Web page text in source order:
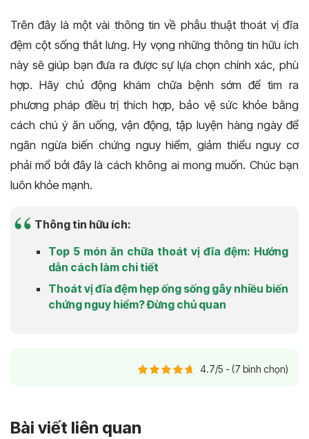
Trên đây là một vài thông tin về phẫu thuật thoát vị đĩa
đệm cột sống thắt lưng. Hy vọng những thông tin hữu ích
này sẽ giúp bạn đưa ra được sự lựa chọn chính xác, phù
hợp. Hãy chủ động khám chữa bệnh sớm để tìm ra
phương pháp điều trị thích hợp, bảo vệ sức khỏe bằng
cách chú ý ăn uống, vận động, tập luyện hàng ngày để
ngăn ngừa biến chứng nguy hiểm, giảm thiểu nguy cơ
phải mổ bởi đây là cách không ai mong muốn. Chúc bạn
luôn khỏe mạnh.
Thông tin hữu ích:
Top 5 món ăn chữa thoát vị đĩa đệm: Hướng
dẫn cách làm chi tiết
Thoát vị đĩa đệm hẹp ống sống gây nhiều biến
chứng nguy hiểm? Đừng chủ quan
4.7/5 - (7 bình chọn)
Bài viết liên quan